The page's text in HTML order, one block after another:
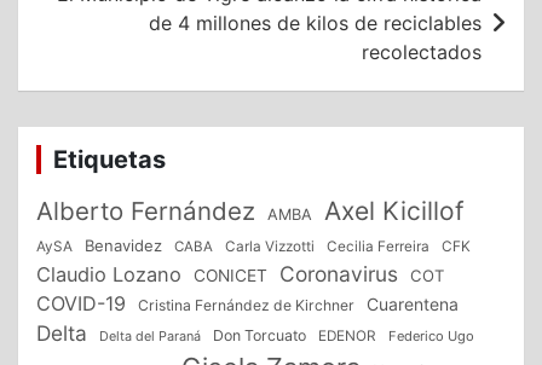
de 4 millones de kilos de reciclables
recolectados
Etiquetas
Alberto Fernández AMBA Axel Kicillof
AySA Benavidez CABA Carla Vizzotti Cecilia Ferreira CFK
Claudio Lozano CONICET Coronavirus COT
COVID-19 Cristina Fernández de Kirchner Cuarentena
Delta Delta del Paraná Don Torcuato EDENOR Federico Ugo